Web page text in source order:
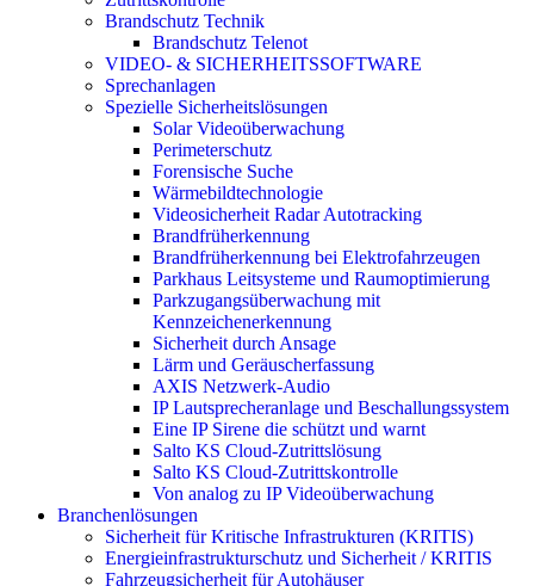
Brandschutz Technik
Brandschutz Telenot
VIDEO- & SICHERHEITSSOFTWARE
Sprechanlagen
Spezielle Sicherheitslösungen
Solar Videoüberwachung
Perimeterschutz
Forensische Suche
Wärmebildtechnologie
Videosicherheit Radar Autotracking​
Brandfrüherkennung
Brandfrüherkennung bei Elektrofahrzeugen
Parkhaus Leitsysteme und Raumoptimierung
Parkzugangsüberwachung mit
Kennzeichenerkennung
Sicherheit durch Ansage
Lärm und Geräuscherfassung
AXIS Netzwerk-Audio
IP Lautsprecheranlage und Beschallungssystem
Eine IP Sirene die schützt und warnt
Salto KS Cloud-Zutrittslösung
Salto KS Cloud-Zutrittskontrolle
Von analog zu IP Videoüberwachung
Branchenlösungen
Sicherheit für Kritische Infrastrukturen (KRITIS)
Energieinfrastrukturschutz und Sicherheit / KRITIS
Fahrzeugsicherheit für Autohäuser